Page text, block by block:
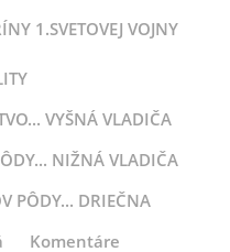
1.SVETOVEJ VOJNY
VYŠNÁ VLADIČA
NIŽNÁ VLADIČA
PÔDY... DRIEČNA
Komentáre